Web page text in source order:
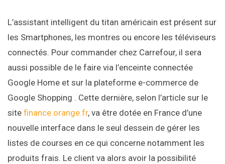
L’assistant intelligent du titan américain est présent sur
les Smartphones, les montres ou encore les téléviseurs
connectés. Pour commander chez Carrefour, il sera
aussi possible de le faire via l’enceinte connectée
Google Home et sur la plateforme e-commerce de
Google Shopping . Cette dernière, selon l’article sur le
site finance.orange.fr, va être dotée en France d’une
nouvelle interface dans le seul dessein de gérer les
listes de courses en ce qui concerne notamment les
produits frais. Le client va alors avoir la possibilité